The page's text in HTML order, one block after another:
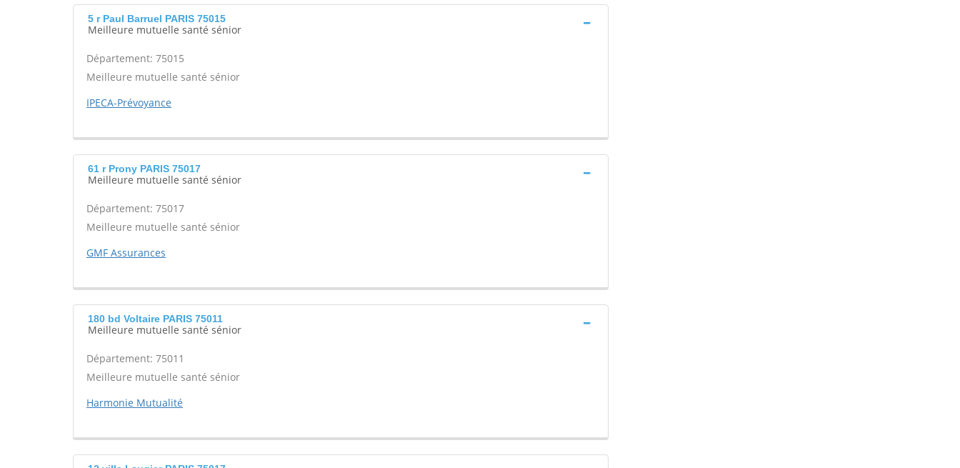
5 r Paul Barruel PARIS 75015
Meilleure mutuelle santé sénior
Département: 75015
Meilleure mutuelle santé sénior
IPECA-Prévoyance
61 r Prony PARIS 75017
Meilleure mutuelle santé sénior
Département: 75017
Meilleure mutuelle santé sénior
GMF Assurances
180 bd Voltaire PARIS 75011
Meilleure mutuelle santé sénior
Département: 75011
Meilleure mutuelle santé sénior
Harmonie Mutualité